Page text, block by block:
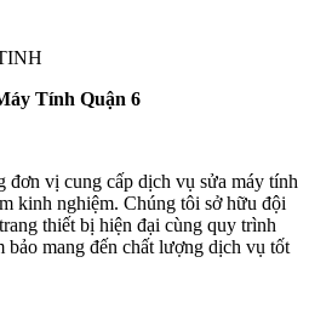
Tính Quận 6
đơn vị cung cấp dịch vụ sửa máy tính
kinh nghiệm. Chúng tôi sở hữu đội
thiết bị hiện đại cùng quy trình
bảo mang đến chất lượng dịch vụ tốt